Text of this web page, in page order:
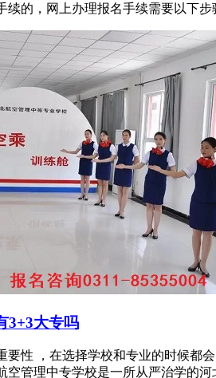
的，网上办理报名手续需要以下
3+3大专吗
要性 ，在选择学校和专业的时候都
空管理中专学校是一所从严治学的